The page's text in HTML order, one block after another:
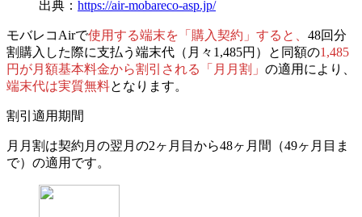
出典： https://air-mobareco-asp.jp/
モバレコAirで使用する端末を「購入契約」すると、 48回分
割購入した際に支払う端末代（月々1,485円）と同額の1,485
円が月額基本料金から割引される「月月割」 の適用により、
端末代は実質無料となります。
割引適用期間
月月割は契約月の翌月の2ヶ月目から48ヶ月間（49ヶ月目ま
で） の適用です。